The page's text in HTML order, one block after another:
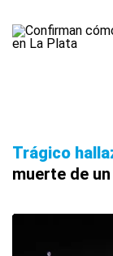
Trágico
muerte de